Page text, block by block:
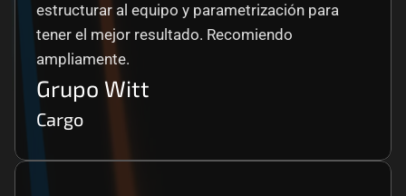
estructurar al equipo y parametrización para
tener el mejor resultado. Recomiendo
ampliamente.
Grupo Witt
Cargo